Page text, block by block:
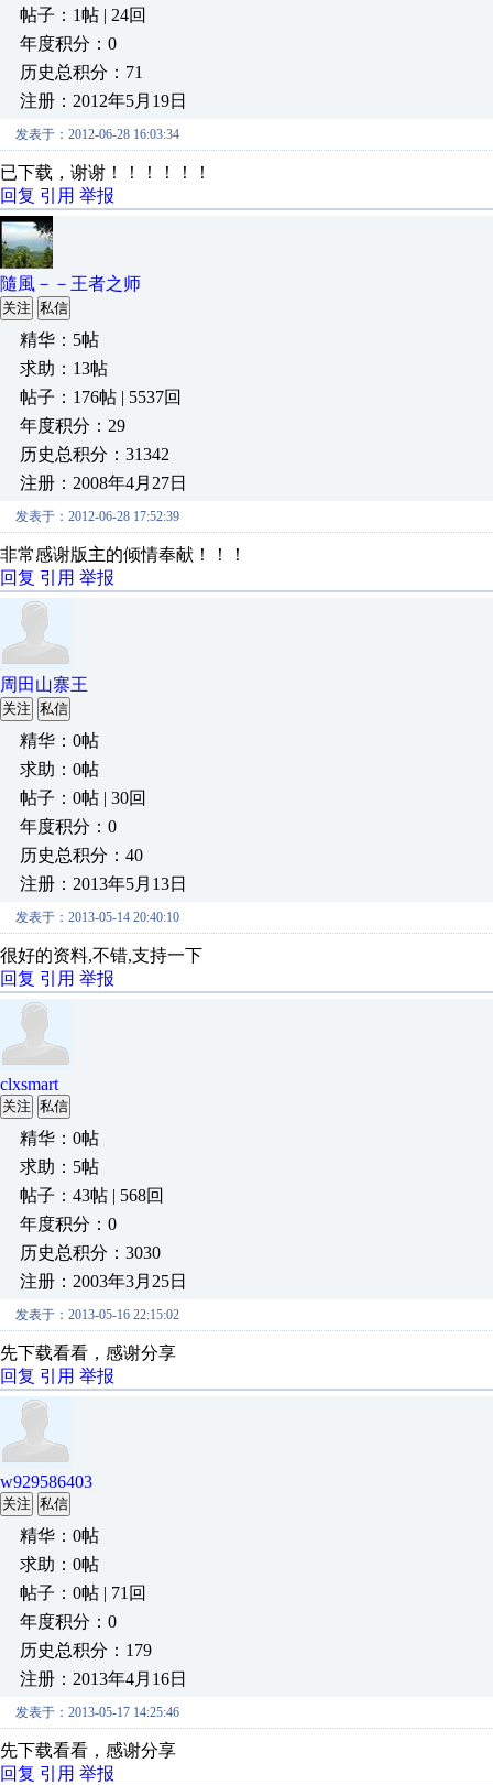
帖子：1帖 | 24回
年度积分：0
历史总积分：71
注册：2012年5月19日
发表于：2012-06-28 16:03:34
已下载，谢谢！！！！！！
回复 引用 举报
隨風－－王者之师
关注 私信
精华：5帖
求助：13帖
帖子：176帖 | 5537回
年度积分：29
历史总积分：31342
注册：2008年4月27日
发表于：2012-06-28 17:52:39
非常感谢版主的倾情奉献！！！
回复 引用 举报
周田山寨王
关注 私信
精华：0帖
求助：0帖
帖子：0帖 | 30回
年度积分：0
历史总积分：40
注册：2013年5月13日
发表于：2013-05-14 20:40:10
很好的资料,不错,支持一下
回复 引用 举报
clxsmart
关注 私信
精华：0帖
求助：5帖
帖子：43帖 | 568回
年度积分：0
历史总积分：3030
注册：2003年3月25日
发表于：2013-05-16 22:15:02
先下载看看，感谢分享
回复 引用 举报
w929586403
关注 私信
精华：0帖
求助：0帖
帖子：0帖 | 71回
年度积分：0
历史总积分：179
注册：2013年4月16日
发表于：2013-05-17 14:25:46
先下载看看，感谢分享
回复 引用 举报